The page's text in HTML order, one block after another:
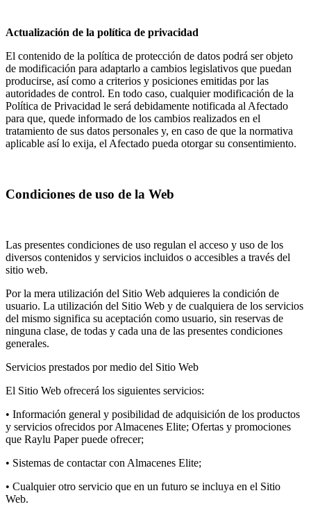
Actualización de la política de privacidad
El contenido de la política de protección de datos podrá ser objeto
de modificación para adaptarlo a cambios legislativos que puedan
producirse, así como a criterios y posiciones emitidas por las
autoridades de control. En todo caso, cualquier modificación de la
Política de Privacidad le será debidamente notificada al Afectado
para que, quede informado de los cambios realizados en el
tratamiento de sus datos personales y, en caso de que la normativa
aplicable así lo exija, el Afectado pueda otorgar su consentimiento.
Condiciones de uso de la Web
Las presentes condiciones de uso regulan el acceso y uso de los
diversos contenidos y servicios incluidos o accesibles a través del
sitio web.
Por la mera utilización del Sitio Web adquieres la condición de
usuario. La utilización del Sitio Web y de cualquiera de los servicios
del mismo significa su aceptación como usuario, sin reservas de
ninguna clase, de todas y cada una de las presentes condiciones
generales.
Servicios prestados por medio del Sitio Web
El Sitio Web ofrecerá los siguientes servicios:
• Información general y posibilidad de adquisición de los productos
y servicios ofrecidos por Almacenes Elite; Ofertas y promociones
que Raylu Paper puede ofrecer;
• Sistemas de contactar con Almacenes Elite;
• Cualquier otro servicio que en un futuro se incluya en el Sitio
Web.